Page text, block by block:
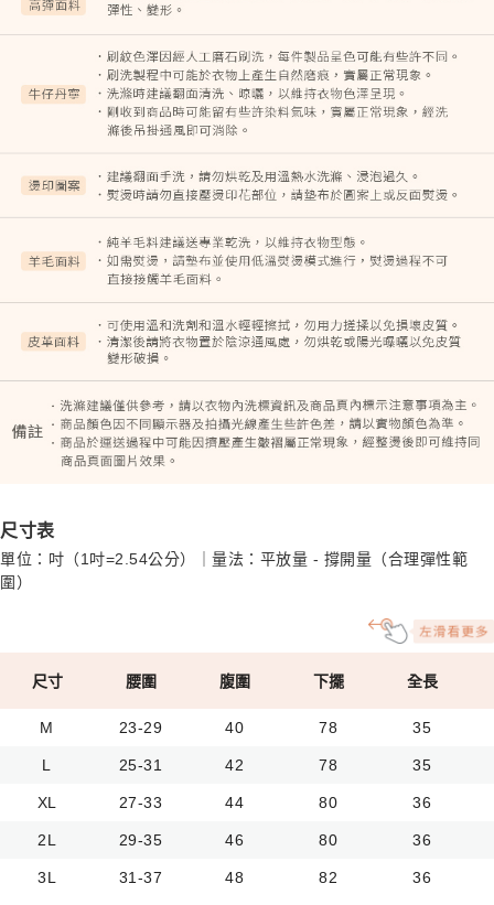
尺寸表
單位：吋（1吋=2.54公分）｜量法：平放量 - 撐開量（合理彈性範
圍）
尺寸 腰圍 腹圍 下擺 全長
M 23-29 40 78 35
L 25-31 42 78 35
XL 27-33 44 80 36
2L 29-35 46 80 36
3L 31-37 48 82 36